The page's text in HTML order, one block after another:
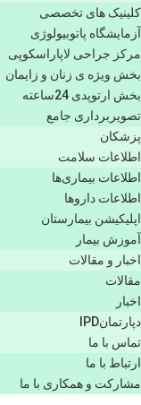
کلینیک های تخصصی
آزمایشگاه پاتوبیولوژی
مرکز جراحی لاپاراسکوپی
بخش ویژه ی زنان و زایمان
بخش ارتوپدی 24ساعته
تصویربرداری جامع
پزشكان
اطلاعات سلامت
اطلاعات بیماری‌ها
اطلاعات دارو‌ها
اپليكيشن بيمارستان
آموزش بیمار
اخبار و مقالات
مقالات
اخبار
دپارتمانIPD
تماس با ما
ارتباط با ما
مشاركت و همكاری با ما